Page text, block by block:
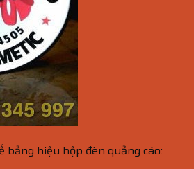
bảng hiệu hộp đèn quảng cáo: